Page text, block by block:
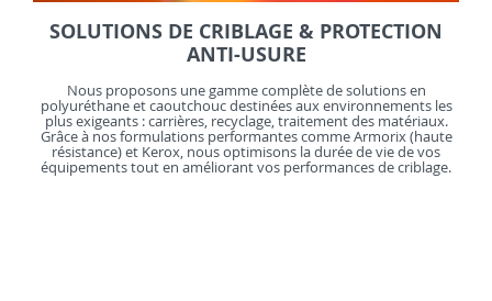
SOLUTIONS DE CRIBLAGE & PROTECTION
ANTI-USURE
Nous proposons une gamme complète de solutions en
polyuréthane et caoutchouc destinées aux environnements les
plus exigeants : carrières, recyclage, traitement des matériaux.
Grâce à nos formulations performantes comme Armorix (haute
résistance) et Kerox, nous optimisons la durée de vie de vos
équipements tout en améliorant vos performances de criblage.